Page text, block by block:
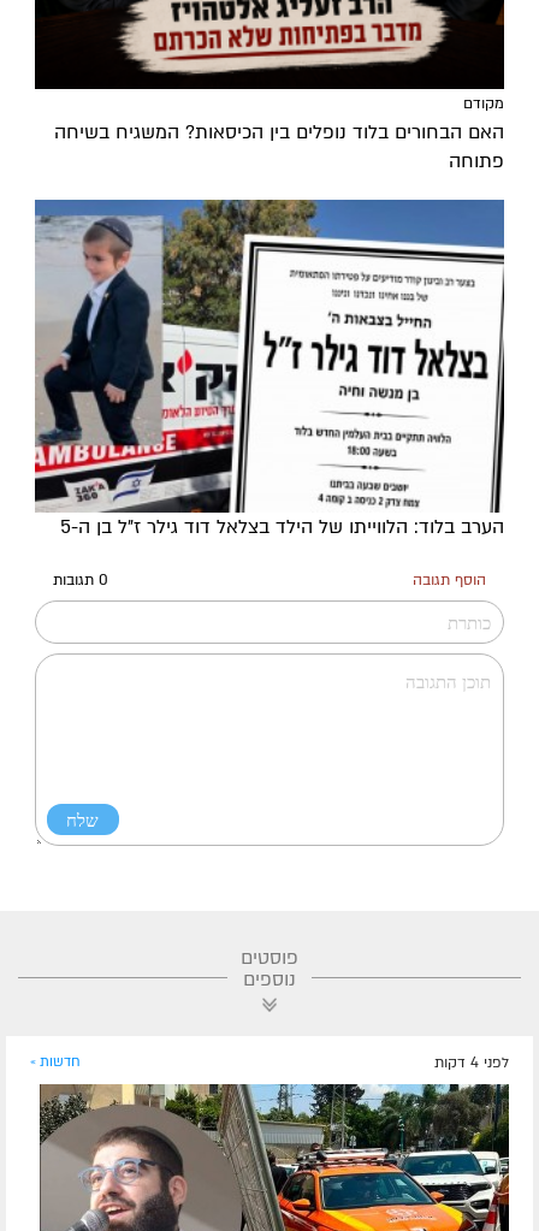
מקודם
האם הבחורים בלוד נופלים בין הכיסאות? המשגיח בשיחה
פתוחה
הערב בלוד: הלווייתו של הילד בצלאל דוד גילר ז"ל בן ה-5
הוסף תגובה 0 תגובות
פוסטים
נוספים
לפני 4 דקות חדשות »